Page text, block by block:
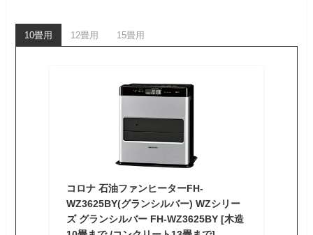
10畳用 12畳用 15畳用
コロナ 石油ファンヒーターFH-
WZ3625BY(グランシルバー) WZシリー
ズ グランシルバー FH-WZ3625BY [木造